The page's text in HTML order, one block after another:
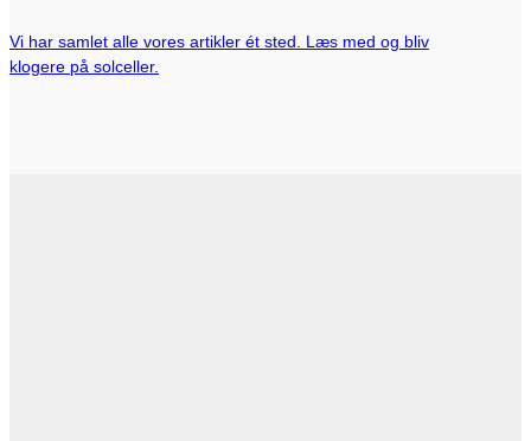
Vi har samlet alle vores artikler ét sted. Læs med og bliv
klogere på solceller.